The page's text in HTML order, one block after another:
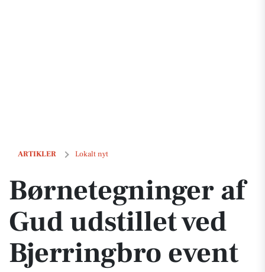
ARTIKLER Lokalt nyt
Børnetegninger af Gud udstillet ved Bjerringbro event
Børnetegninger af
Gud udstillet ved
Bjerringbro event